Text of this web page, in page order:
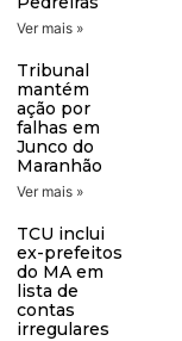
Ver mais »
Tribunal
mantém
ação por
falhas em
Junco do
Maranhão
Ver mais »
TCU inclui
ex-prefeitos
do MA em
lista de
contas
irregulares